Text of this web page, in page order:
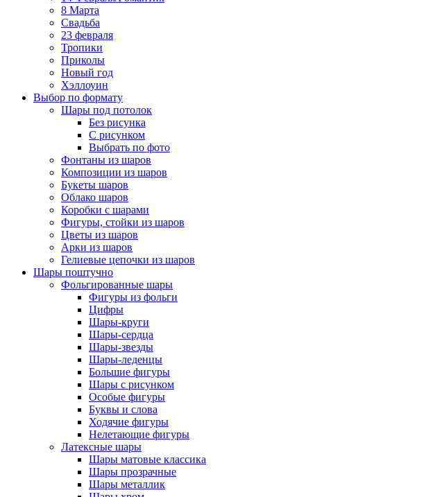
8 Марта
Свадьба
23 февраля
Тропики
Приколы
Новый год
Хэллоуин
Выбор по формату
Шары под потолок
Без рисунка
С рисунком
Выбрать по фото
Фонтаны из шаров
Композиции из шаров
Букеты шаров
Облако шаров
Коробки с шарами
Фигуры, стойки из шаров
Цветы из шаров
Арки из шаров
Гелиевые цепочки из шаров
Шары поштучно
Фольгированные шары
Фигуры из фольги
Цифры
Шары-круги
Шары-сердца
Шары-звезды
Шары-леденцы
Большие фигуры
Шары с рисунком
Особые фигуры
Буквы и слова
Ходячие фигуры
Нелетающие фигуры
Латексные шары
Шары матовые классика
Шары прозрачные
Шары металлик